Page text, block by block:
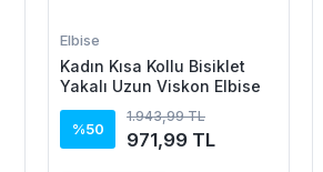
Elbise
Kadın Kısa Kollu Bisiklet
Yakalı Uzun Viskon Elbise
%50
1.943,99 TL
971,99 TL